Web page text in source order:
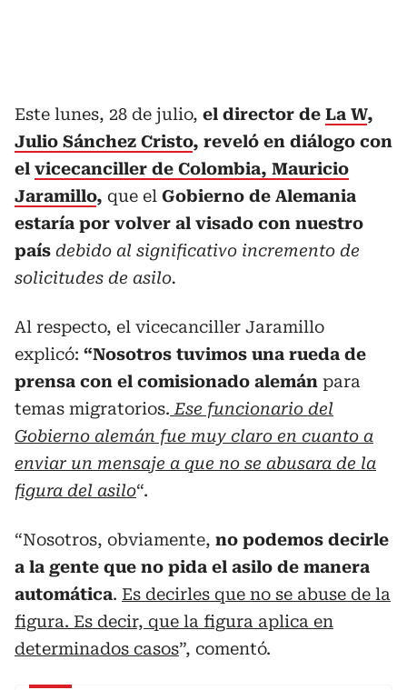
Este lunes, 28 de julio, el director de La W,
Julio Sánchez Cristo, reveló en diálogo con
el vicecanciller de Colombia, Mauricio
Jaramillo, que el Gobierno de Alemania
estaría por volver al visado con nuestro
país debido al significativo incremento de
solicitudes de asilo.
Al respecto, el vicecanciller Jaramillo
explicó: “Nosotros tuvimos una rueda de
prensa con el comisionado alemán para
temas migratorios. Ese funcionario del
Gobierno alemán fue muy claro en cuanto a
enviar un mensaje a que no se abusara de la
figura del asilo“.
“Nosotros, obviamente, no podemos decirle
a la gente que no pida el asilo de manera
automática. Es decirles que no se abuse de la
figura. Es decir, que la figura aplica en
determinados casos”, comentó.